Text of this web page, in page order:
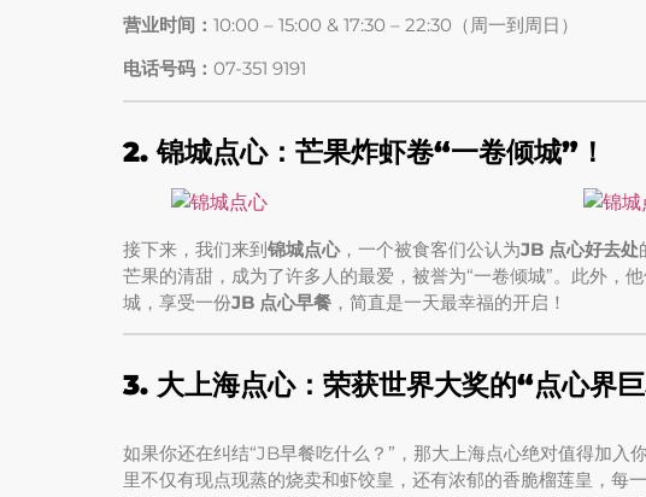
营业时间： 10:00 – 15:00 & 17:30 – 22:30（周一到周日）
电话号码： 07-351 9191
2. 锦城点心：芒果炸虾卷“一卷倾城”！
接下来，我们来到锦城点心，一个被食客们公认为JB 点心好去处
芒果的清甜，成为了许多人的最爱，被誉为“一卷倾城”。此外，
城，享受一份JB 点心早餐 ，简直是一天最幸福的开启！
3. 大上海点心：荣获世界大奖的“点心界巨
如果你还在纠结“JB早餐吃什么？”，那大上海点心绝对值得加入
里不仅有现点现蒸的烧卖和虾饺皇，还有浓郁的香脆榴莲皇，每